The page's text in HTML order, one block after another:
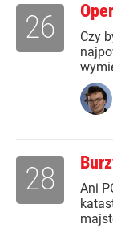
Czy
26
Ani
28